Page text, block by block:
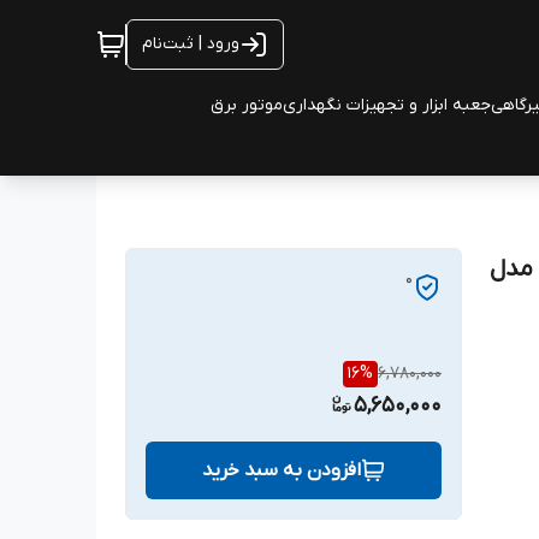
ورود | ثبت‌نام
جعبه ابزار و تجهیزات نگهداریموتور برق
مجموعه پیچ گوشتی ضد برق 7 عددی تاپ تول TOPTUL مدل
0
6,780,000
16%
5,650,000
افزودن به سبد خرید